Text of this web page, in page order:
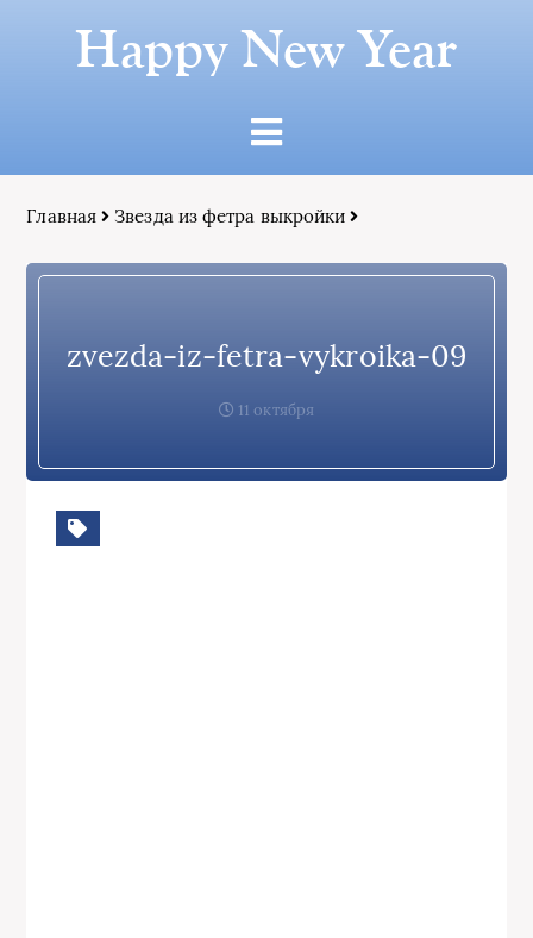
Happy New Year
Главная Звезда из фетра выкройки
zvezda-iz-fetra-vykroika-09
11 октября